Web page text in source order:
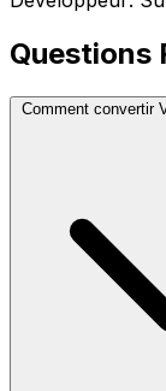
Questions
Comment convertir